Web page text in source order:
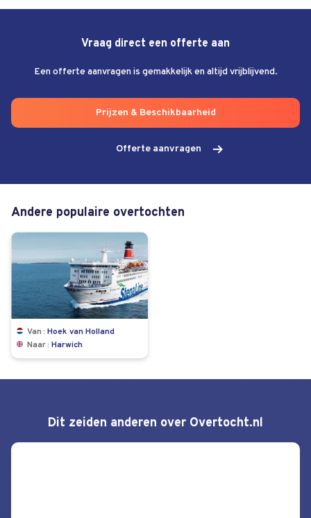
Vraag direct een offerte aan
Een offerte aanvragen is gemakkelijk en altijd vrijblijvend.
Prijzen & Beschikbaarheid
Offerte aanvragen
Andere populaire overtochten
Van
Hoek van Holland
Naar
Harwich
Dit zeiden anderen over Overtocht.nl